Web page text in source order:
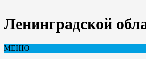
Ленинградской
МЕНЮ